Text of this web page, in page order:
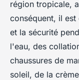
région tropicale,
conséquent, il
et la sécurité
l'eau, des
chaussures de
soleil, de la